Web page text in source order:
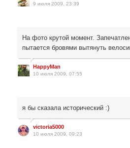
9 июля 2009, 23:39
На фото крутой момент.
пытается бровями вытянуть
HappyMan
10 июля 2009, 07:55
я бы сказала исторический :)
victoria5000
10 июля 2009, 09:23